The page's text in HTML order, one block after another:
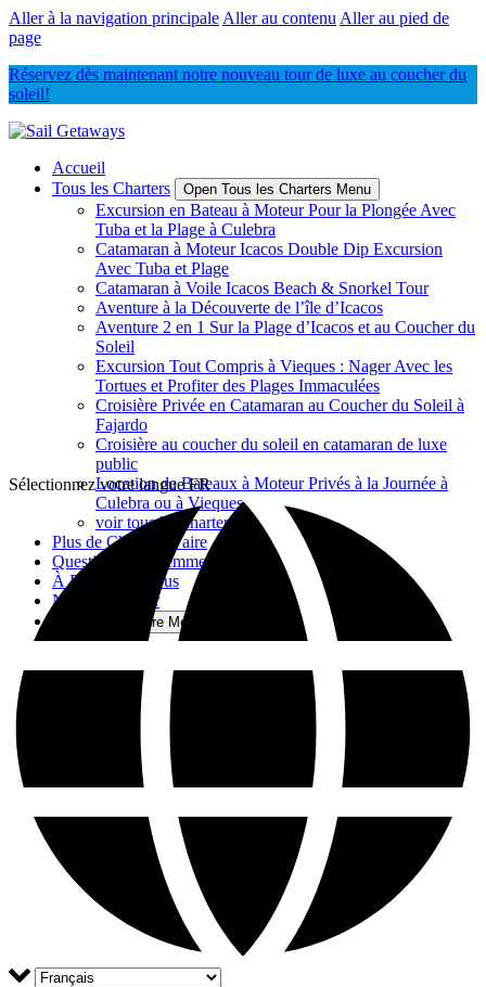
Aller à la navigation principale Aller au contenu Aller au pied de
page
Réservez dès maintenant notre nouveau tour de luxe au coucher du
soleil!
Accueil
Tous les Charters
Open Tous les Charters Menu
Excursion en Bateau à Moteur Pour la Plongée Avec
Tuba et la Plage à Culebra
Catamaran à Moteur Icacos Double Dip Excursion
Avec Tuba et Plage
Catamaran à Voile Icacos Beach & Snorkel Tour
Aventure à la Découverte de l’île d’Icacos
Aventure 2 en 1 Sur la Plage d’Icacos et au Coucher du
Soleil
Excursion Tout Compris à Vieques : Nager Avec les
Tortues et Profiter des Plages Immaculées
Croisière Privée en Catamaran au Coucher du Soleil à
Fajardo
Croisière au coucher du soleil en catamaran de luxe
public
Location de Bateaux à Moteur Privés à la Journée à
Culebra ou à Vieques
voir tous les charters
Plus de Choses à Faire
Questions Fréquemment Posées
À Propos de Nous
Nous Contacter
Open More Menu
Sélectionnez votre langue FR